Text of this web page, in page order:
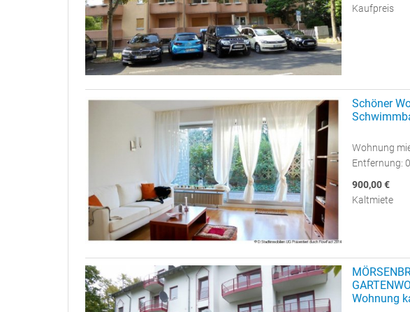
Kaufpreis
Schöner
Wohnung
Entfernung:
900,00 €
Kaltmiete
Wohnung